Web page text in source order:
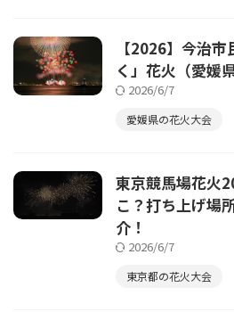
【2026】今治
く」花火（愛媛
2026/6/7
愛媛県の花火大会
東京競馬場花火
こ？打ち上げ場
介！
2026/6/7
東京都の花火大会